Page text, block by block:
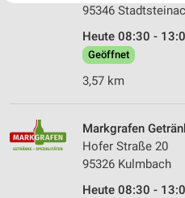
95346
Heute 08:30 -
Geöffnet
3,57 km
Markgrafen
Hofer Straße 20
95326 Kulmbach
Heute 08:30 -
Website/App.
Wir nutzen Ihre Daten für folgende
Verwendung reduzierter Daten
Werbeanzeigen
Erstellung von Profilen für